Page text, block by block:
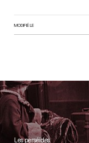
MODIFIÉ LE
Les perséides